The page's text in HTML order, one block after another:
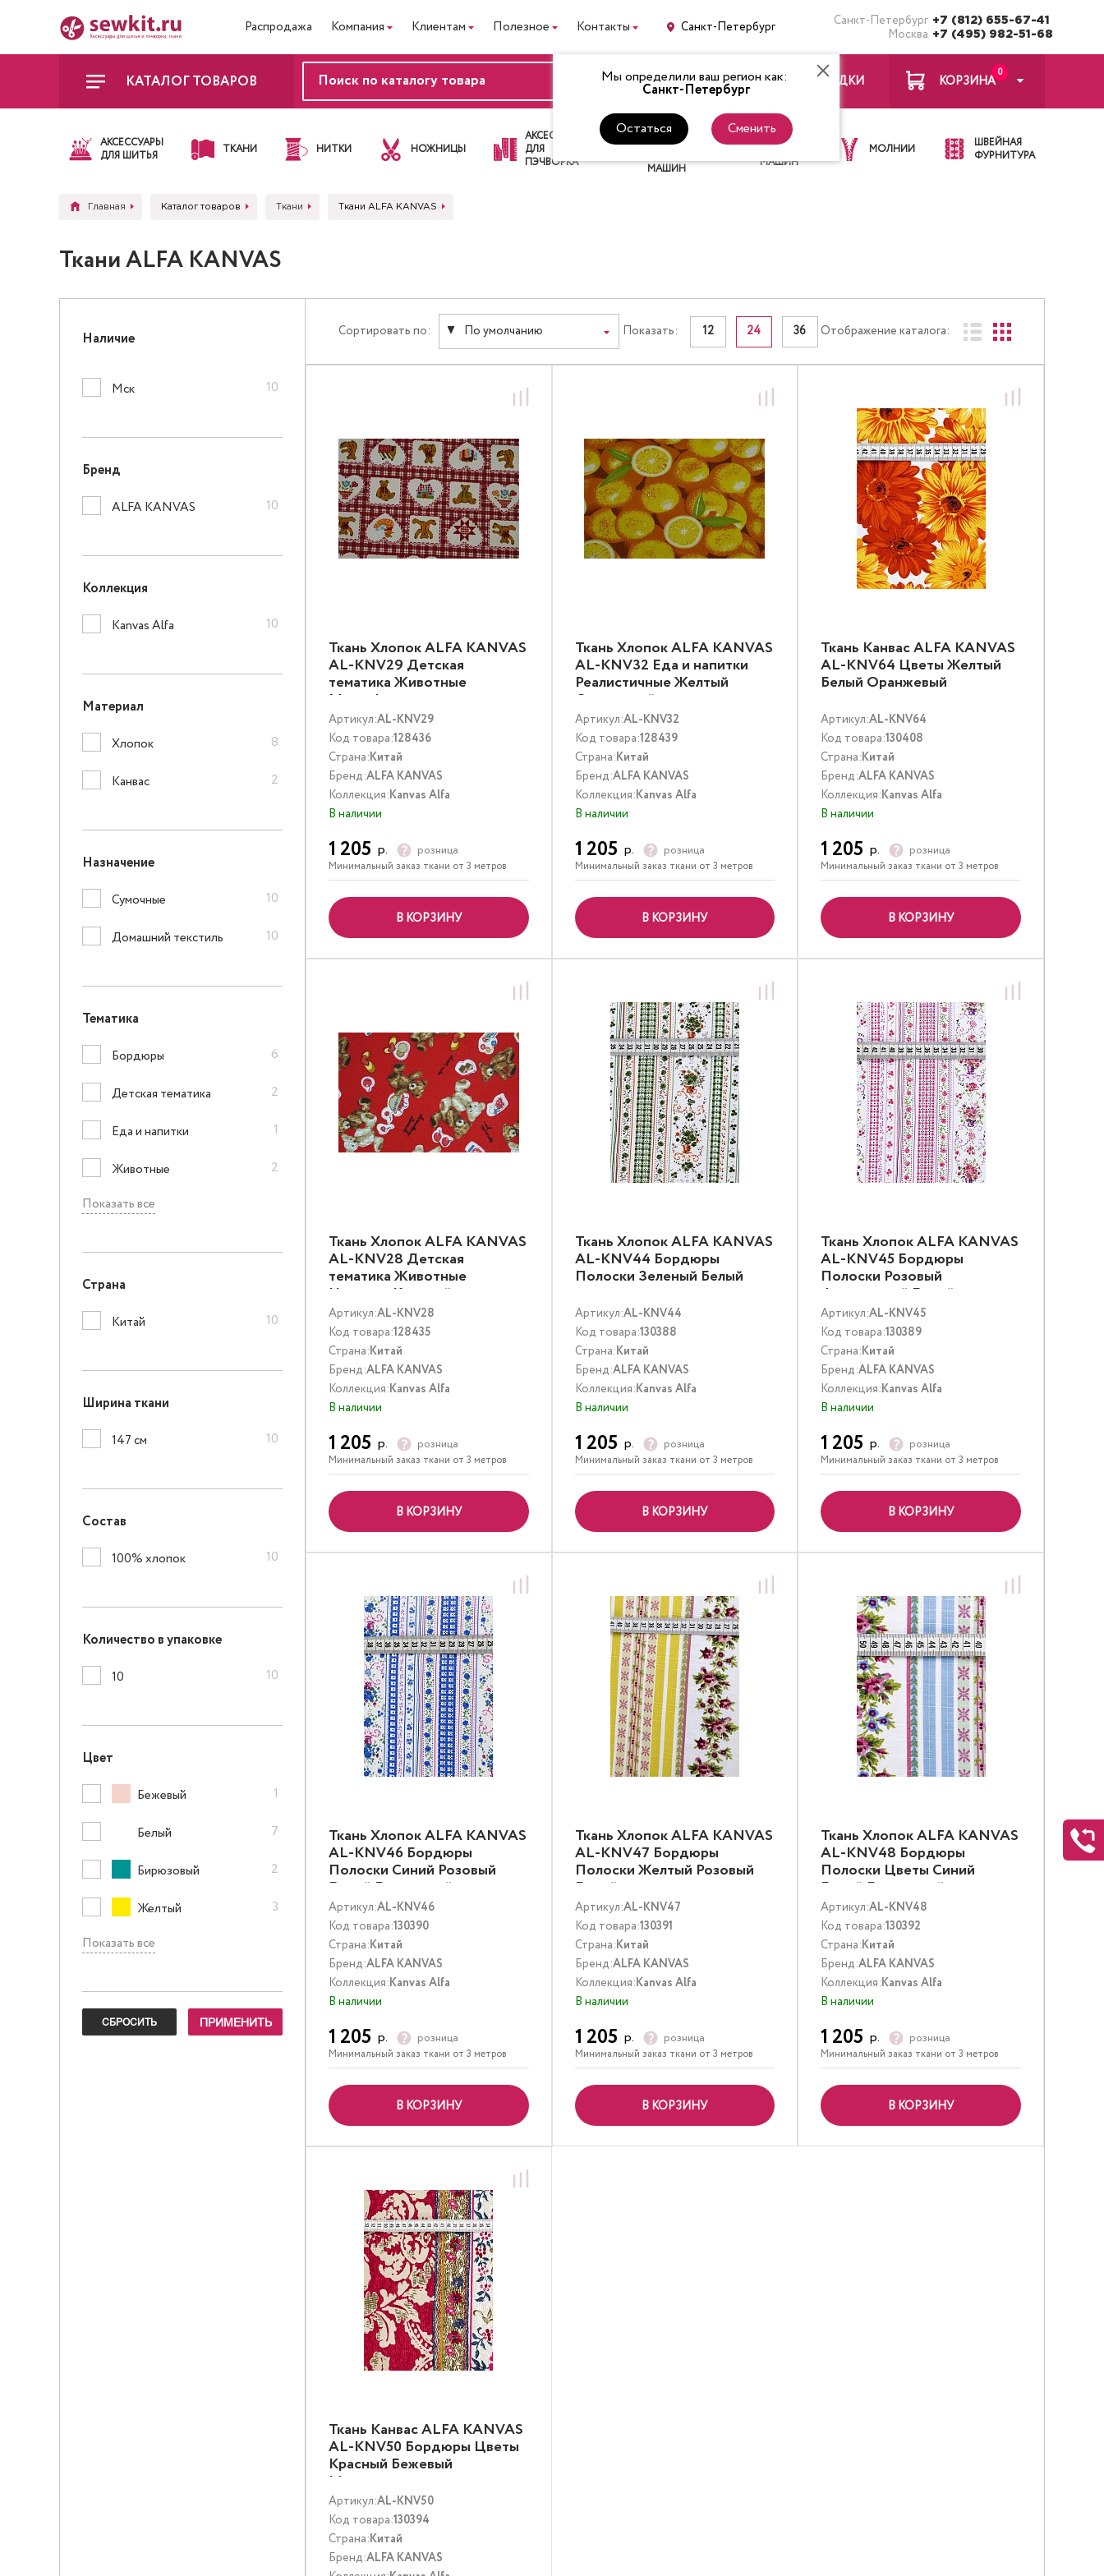
Распродажа Компания Клиентам Полезное Контакты Санкт-Петербург Санкт-Петербург +7 (812) 655-67-41
Москва +7 (495) 982-51-68
Мы определили ваш регион как:
Санкт-Петербург
Остаться Сменить
КАТАЛОГ ТОВАРОВ ВХОД ЗАКЛАДКИ
0
КОРЗИНА
АКСЕССУАРЫ
ДЛЯ ШИТЬЯ
ТКАНИ НИТКИ НОЖНИЦЫ
АКСЕССУАРЫ
ДЛЯ
ПЭЧВОРКА
ЛАПКИ
ДЛЯ
МАШИН
ИГЛЫ ДЛЯ
ШВЕЙНЫХ
МАШИН
МОЛНИИ
ШВЕЙНАЯ
ФУРНИТУРА
Главная Каталог товаров Ткани Ткани ALFA KANVAS
Ткани ALFA KANVAS
Наличие
Мск 10
Бренд
ALFA KANVAS 10
Коллекция
Kanvas Alfa 10
Материал
Хлопок 8
Канвас 2
Назначение
Сумочные 10
Домашний текстиль 10
Тематика
Бордюры 6
Детская тематика 2
Еда и напитки 1
Животные 2
Показать все
Страна
Китай 10
Ширина ткани
147 см 10
Состав
100% хлопок 10
Количество в упаковке
10 10
Цвет
Бежевый 1
Белый 7
Бирюзовый 2
Желтый 3
Показать все
Сортировать по: По умолчанию Показать: 12 24 36 Отображение каталога:
Ткань Хлопок ALFA KANVAS
AL-KNV29 Детская
тематика Животные
Мультфильмы и комиксы
Красный Белый
Мультиколор
Артикул:AL-KNV29
Код товара:128436
Страна:Китай
Бренд:ALFA KANVAS
Коллекция:Kanvas Alfa
В наличии
1 205 р. розница
Минимальный заказ ткани от 3 метров
В КОРЗИНУ
Ткань Хлопок ALFA KANVAS
AL-KNV32 Еда и напитки
Реалистичные Желтый
Оранжевый
Артикул:AL-KNV32
Код товара:128439
Страна:Китай
Бренд:ALFA KANVAS
Коллекция:Kanvas Alfa
В наличии
1 205 р. розница
Минимальный заказ ткани от 3 метров
В КОРЗИНУ
Ткань Канвас ALFA KANVAS
AL-KNV64 Цветы Желтый
Белый Оранжевый
Артикул:AL-KNV64
Код товара:130408
Страна:Китай
Бренд:ALFA KANVAS
Коллекция:Kanvas Alfa
В наличии
1 205 р. розница
Минимальный заказ ткани от 3 метров
В КОРЗИНУ
Ткань Хлопок ALFA KANVAS
AL-KNV28 Детская
тематика Животные
Надписи Красный
Мультиколор
Артикул:AL-KNV28
Код товара:128435
Страна:Китай
Бренд:ALFA KANVAS
Коллекция:Kanvas Alfa
В наличии
1 205 р. розница
Минимальный заказ ткани от 3 метров
В КОРЗИНУ
Ткань Хлопок ALFA KANVAS
AL-KNV44 Бордюры
Полоски Зеленый Белый
Артикул:AL-KNV44
Код товара:130388
Страна:Китай
Бренд:ALFA KANVAS
Коллекция:Kanvas Alfa
В наличии
1 205 р. розница
Минимальный заказ ткани от 3 метров
В КОРЗИНУ
Ткань Хлопок ALFA KANVAS
AL-KNV45 Бордюры
Полоски Розовый
Фиолетовый Белый
Артикул:AL-KNV45
Код товара:130389
Страна:Китай
Бренд:ALFA KANVAS
Коллекция:Kanvas Alfa
В наличии
1 205 р. розница
Минимальный заказ ткани от 3 метров
В КОРЗИНУ
Ткань Хлопок ALFA KANVAS
AL-KNV46 Бордюры
Полоски Синий Розовый
Белый Бирюзовый
Артикул:AL-KNV46
Код товара:130390
Страна:Китай
Бренд:ALFA KANVAS
Коллекция:Kanvas Alfa
В наличии
1 205 р. розница
Минимальный заказ ткани от 3 метров
В КОРЗИНУ
Ткань Хлопок ALFA KANVAS
AL-KNV47 Бордюры
Полоски Желтый Розовый
Белый
Артикул:AL-KNV47
Код товара:130391
Страна:Китай
Бренд:ALFA KANVAS
Коллекция:Kanvas Alfa
В наличии
1 205 р. розница
Минимальный заказ ткани от 3 метров
В КОРЗИНУ
Ткань Хлопок ALFA KANVAS
AL-KNV48 Бордюры
Полоски Цветы Синий
Белый Бирюзовый
Артикул:AL-KNV48
Код товара:130392
Страна:Китай
Бренд:ALFA KANVAS
Коллекция:Kanvas Alfa
В наличии
1 205 р. розница
Минимальный заказ ткани от 3 метров
В КОРЗИНУ
Ткань Канвас ALFA KANVAS
AL-KNV50 Бордюры Цветы
Красный Бежевый
Мультиколор
Артикул:AL-KNV50
Код товара:130394
Страна:Китай
Бренд:ALFA KANVAS